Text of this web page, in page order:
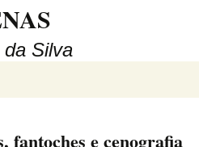
Silva
fantoches e cenografia